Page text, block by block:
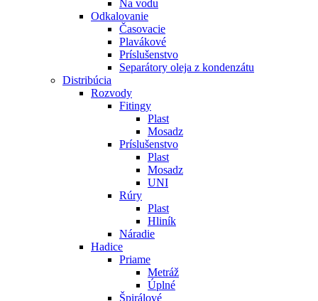
Na vodu
Odkalovanie
Časovacie
Plavákové
Príslušenstvo
Separátory oleja z kondenzátu
Distribúcia
Rozvody
Fitingy
Plast
Mosadz
Príslušenstvo
Plast
Mosadz
UNI
Rúry
Plast
Hliník
Náradie
Hadice
Priame
Metráž
Úplné
Špirálové